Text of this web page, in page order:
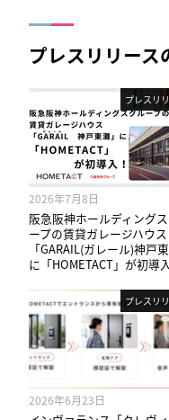
プレスリリース
プレスリ
2026年7月8日
阪急阪神ホールディング
ープの賃貸ガレージハウス
「GARAIL(ガレール)神戸東
に「HOMETACT」が初導
プレスリ
2026年6月23日